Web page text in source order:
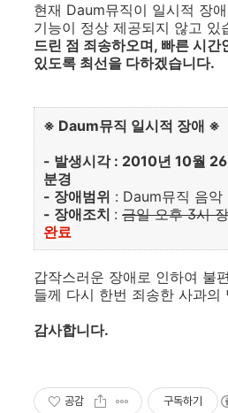
현재 Daum뮤직이 일시적 장
기능이 정상 제공되지 않고 있
드린 점 죄송하오며, 빠른 시간
있도록 최선을 다하겠습니다.
※ Daum뮤직 일시적 장애 ※
- 발생시각 : 2010년 10월
분경
- 장애범위 : Daum뮤직 음악
- 장애조치 : 금일 오후 3시
완료
갑작스러운 장애로 인하여 불
들께 다시 한번 죄송한 사과의
감사합니다.
공감 구독하기